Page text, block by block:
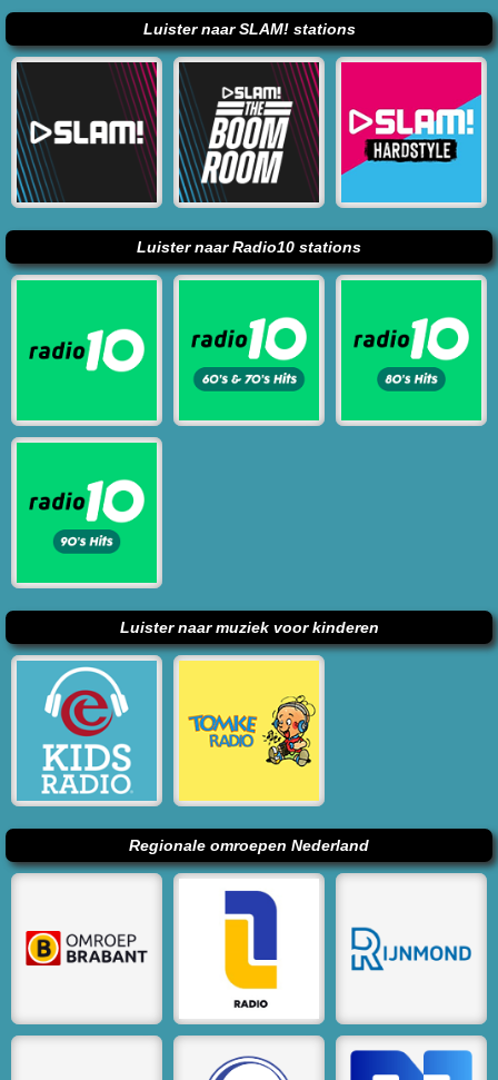
Luister naar SLAM! stations
Luister naar Radio10 stations
Luister naar muziek voor kinderen
Regionale omroepen Nederland